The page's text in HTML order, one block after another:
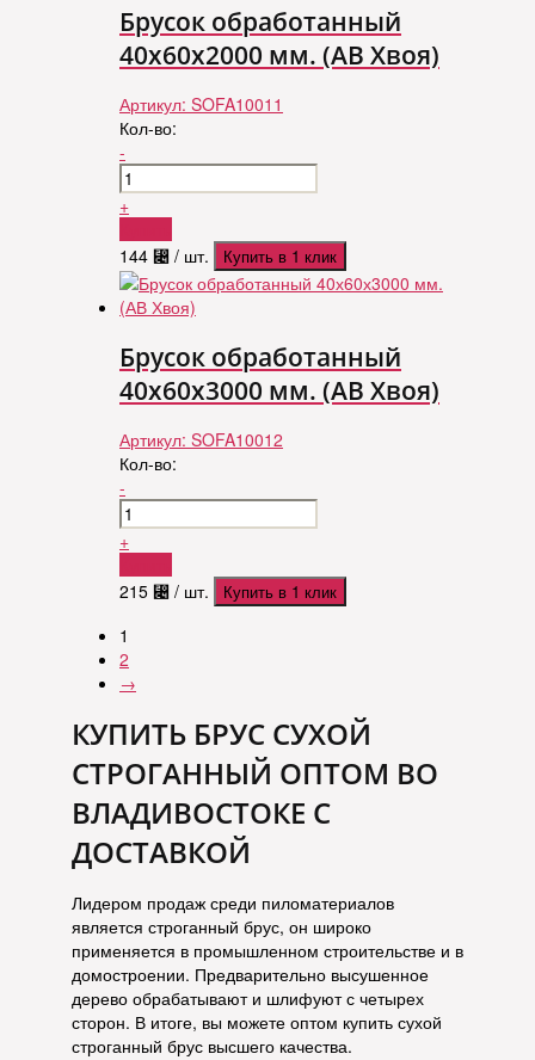
Брусок обработанный
40х60х2000 мм. (АВ Хвоя)
Артикул: SOFA10011
Кол-во:
-
+
144 ⃄ / шт. Купить в 1 клик
Брусок обработанный
40х60х3000 мм. (АВ Хвоя)
Артикул: SOFA10012
Кол-во:
-
+
215 ⃄ / шт. Купить в 1 клик
1
2
→
КУПИТЬ БРУС СУХОЙ
СТРОГАННЫЙ ОПТОМ ВО
ВЛАДИВОСТОКЕ С
ДОСТАВКОЙ
Лидером продаж среди пиломатериалов
является строганный брус, он широко
применяется в промышленном строительстве и в
домостроении. Предварительно высушенное
дерево обрабатывают и шлифуют с четырех
сторон. В итоге, вы можете оптом купить сухой
строганный брус высшего качества.